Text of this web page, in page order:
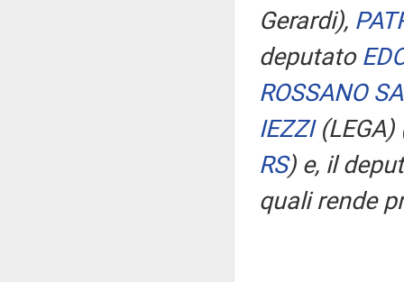
Gerardi),
deputato
ROSSANO
IEZZI(LEGA)
RS)e, il
quali rende